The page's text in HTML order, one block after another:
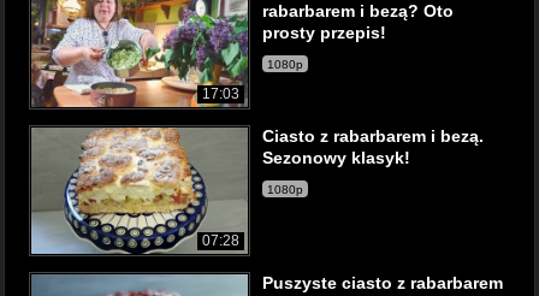
17:03
rabarbarem i bezą? Oto
prosty przepis!
1080p
07:28
Ciasto z rabarbarem i bezą.
Sezonowy klasyk!
1080p
Puszyste ciasto z rabarbarem